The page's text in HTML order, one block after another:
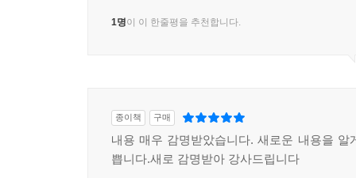
1명이 이 한줄평을 추천합니다.
종이책 구매
내용 매우 감명받았습니다. 새로운 내용을 알
쁩니다.새로 감명받아 강사드립니다